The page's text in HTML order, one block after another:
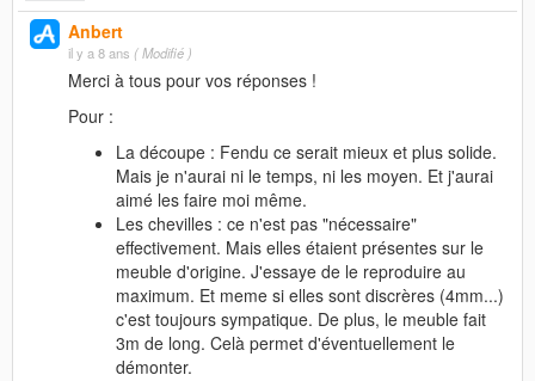
Anbert
il y a 8 ans ( Modifié )
Merci à tous pour vos réponses !
Pour :
La découpe : Fendu ce serait mieux et plus solide.
Mais je n'aurai ni le temps, ni les moyen. Et j'aurai
aimé les faire moi même.
Les chevilles : ce n'est pas "nécessaire"
effectivement. Mais elles étaient présentes sur le
meuble d'origine. J'essaye de le reproduire au
maximum. Et meme si elles sont discrères (4mm...)
c'est toujours sympatique. De plus, le meuble fait
3m de long. Celà permet d'éventuellement le
démonter.